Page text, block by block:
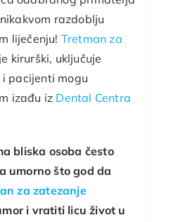
razdoblju
liječenju! Tretman za
kirurški, uključuje
pacijenti mogu
izađu iz Dental Centra
bliska osoba često
umorno što god da
za zatezanje
i vratiti licu život u